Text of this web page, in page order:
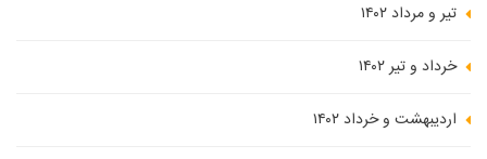
تیر و مرداد ۱۴۰۲
خرداد و تیر ۱۴۰۲
اردیبهشت و خرداد ۱۴۰۲